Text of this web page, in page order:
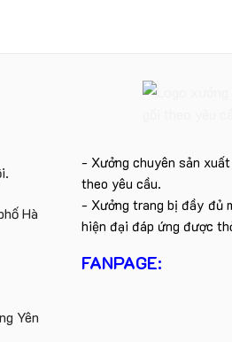
Hà
Yên
- Xưởng chuyên sản
theo yêu cầu.
- Xưởng trang bị đầy đủ
hiện đại đáp ứng được
FANPAGE: